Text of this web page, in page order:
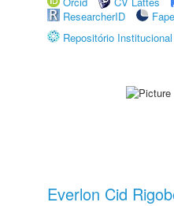
ResearcherID
Repositório
Everlon Cid